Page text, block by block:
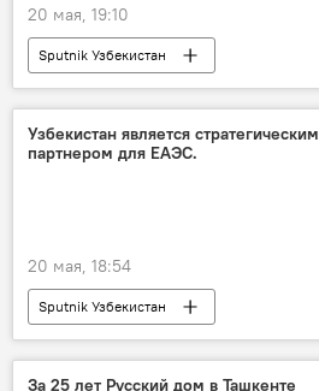
20 мая, 19:10
Sputnik Узбекистан
Узбекистан является стратегическим
партнером для ЕАЭС.
20 мая, 18:54
Sputnik Узбекистан
За 25 лет Русский дом в Ташкенте